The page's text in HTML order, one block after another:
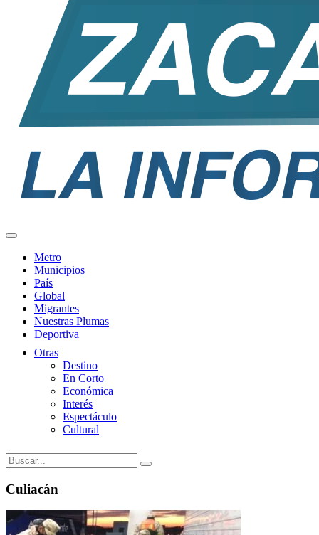
Metro
Municipios
País
Global
Migrantes
Nuestras Plumas
Deportiva
Otras
Destino
En Corto
Económica
Interés
Espectáculo
Cultural
Culiacán